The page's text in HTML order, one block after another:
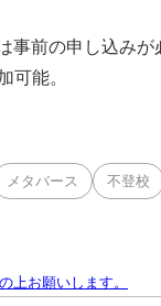
事前の申し込みが
可能。
メタバース 不登校